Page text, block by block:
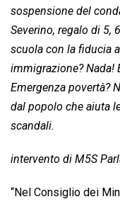
o
o
k
A
p
p
d
I
n
sospensione del
Severino, regalo di 5,
scuola con la fiducia
immigrazione? Nada!
Emergenza povertà?
dal popolo che aiuta
scandali.
intervento di M5S
“Nel Consiglio dei